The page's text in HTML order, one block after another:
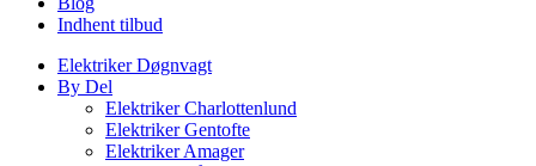
Indhent tilbud
Elektriker Døgnvagt
By Del
Elektriker Charlottenlund
Elektriker Gentofte
Elektriker Amager